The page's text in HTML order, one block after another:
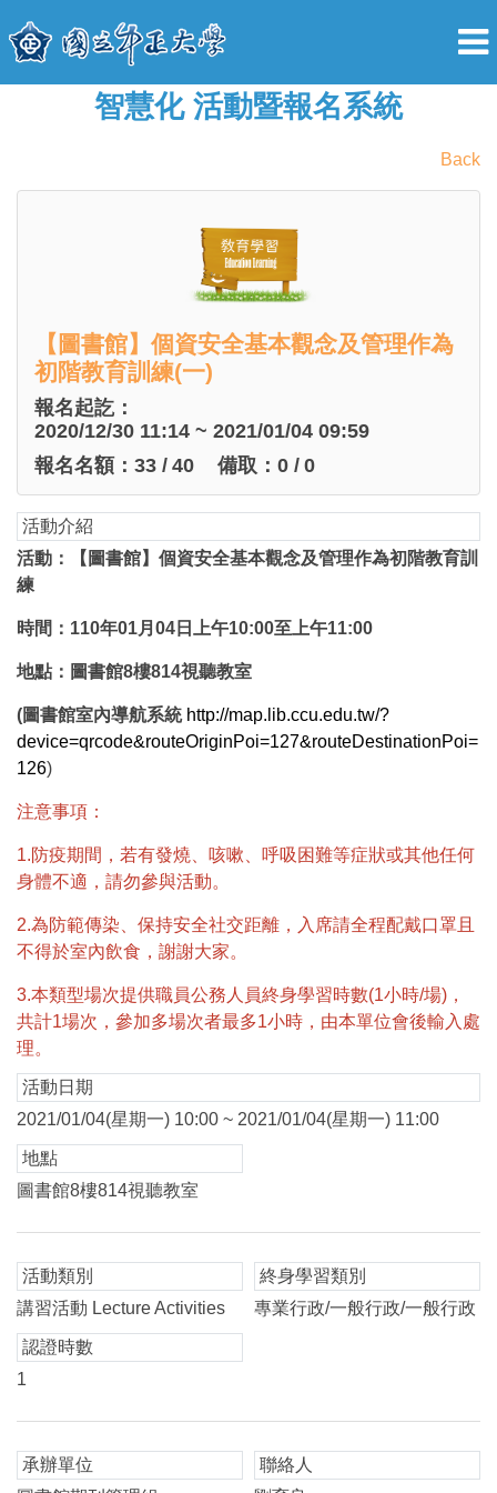
智慧化 活動暨報名系統
Back
【圖書館】個資安全基本觀念及管理作為
初階教育訓練(一)
報名起訖：
2020/12/30 11:14 ~ 2021/01/04 09:59
報名名額： 33 / 40 備取： 0 / 0
活動介紹
活動：【圖書館】個資安全基本觀念及管理作為初階教育訓
練
時間：110年01月04日上午10:00至上午11:00
地點：圖書館8樓814視聽教室
(圖書館室內導航系統 http://map.lib.ccu.edu.tw/?
device=qrcode&routeOriginPoi=127&routeDestinationPoi=
126)
注意事項：
1.防疫期間，若有發燒、咳嗽、呼吸困難等症狀或其他任何
身體不適，請勿參與活動。
2.為防範傳染、保持安全社交距離，入席請全程配戴口罩且
不得於室內飲食，謝謝大家。
3.本類型場次提供職員公務人員終身學習時數(1小時/場)，
共計1場次，參加多場次者最多1小時，由本單位會後輸入處
理。
活動日期
2021/01/04(星期一) 10:00 ~ 2021/01/04(星期一) 11:00
地點
圖書館8樓814視聽教室
活動類別
講習活動 Lecture Activities
終身學習類別
專業行政/一般行政/一般行政
認證時數
1
承辦單位
聯絡人